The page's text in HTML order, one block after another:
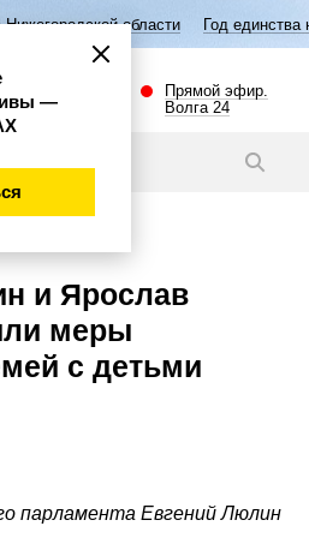
Год единства народов России
Прямой эфир.
Волга 24
и Ярослав
меры
с детьми
парламента Евгений Люлин
—